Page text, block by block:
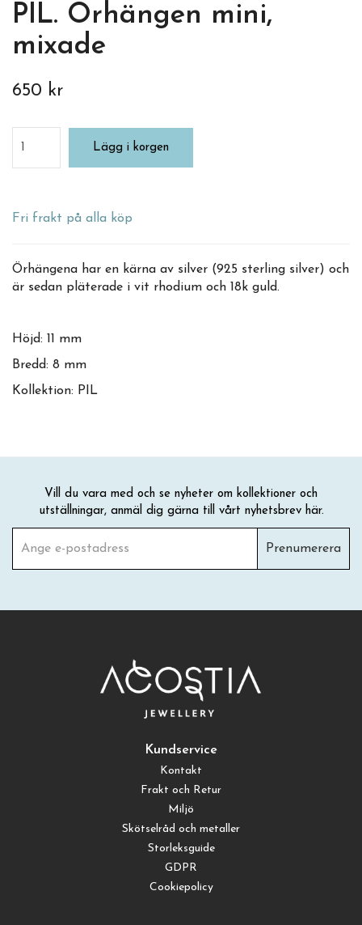
PIL. Örhängen mini,
mixade
650 kr
Lägg i korgen
Fri frakt på alla köp
Örhängena har en kärna av silver (925 sterling silver) och
är sedan pläterade i vit rhodium och 18k guld.
Höjd: 11 mm
Bredd: 8 mm
Kollektion: PIL
Vill du vara med och se nyheter om kollektioner och
utställningar, anmäl dig gärna till vårt nyhetsbrev här.
Prenumerera
Kundservice
Kontakt
Frakt och Retur
Miljö
Skötselråd och metaller
Storleksguide
GDPR
Cookiepolicy